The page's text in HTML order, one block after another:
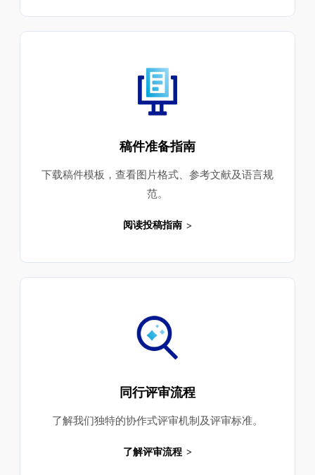
稿件准备指南
下载稿件模板，查看图片格式、参考文献及语言规
范。
阅读投稿指南
同行评审流程
了解我们独特的协作式评审机制及评审标准。
了解评审流程